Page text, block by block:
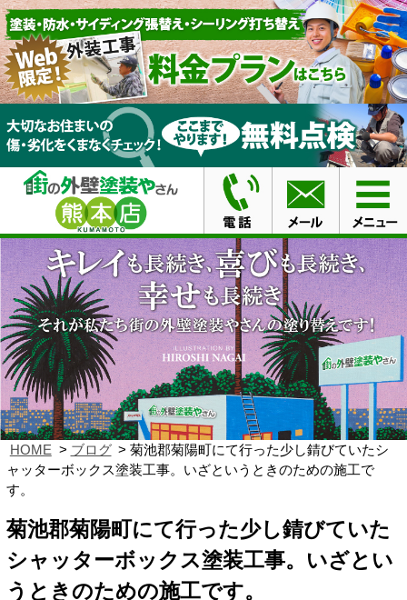
HOME ブログ
菊池郡菊陽町にて行った少し錆びていたシ
ャッターボックス塗装工事。いざというときのための施工で
す。
菊池郡菊陽町にて行った少し錆びていた
シャッターボックス塗装工事。いざとい
うときのための施工です。